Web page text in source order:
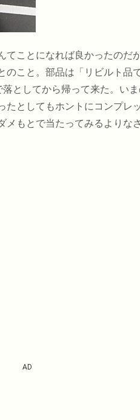
てことになれば良かったのだ
のこと。部品は「リビルト品
としてから帰って来た。い
としてもホントにコンプレ
もとで当たってみるよりなさ
AD